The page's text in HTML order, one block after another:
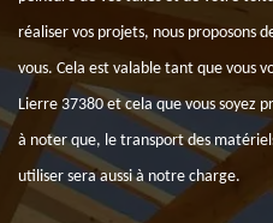
réaliser vos projets, nous proposons
vous. Cela est valable tant que vous
Lierre 37380 et cela que vous soyez
à noter que, le transport des
utiliser sera aussi à notre charge.